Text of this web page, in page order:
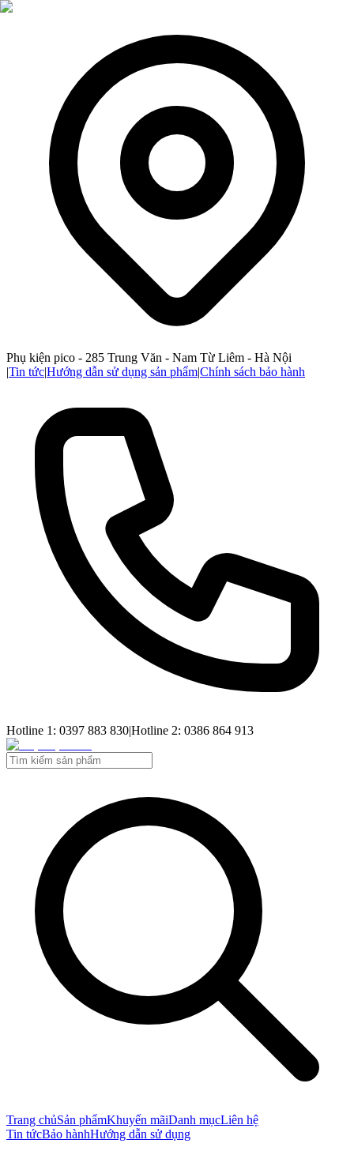
Phụ kiện pico - 285 Trung Văn - Nam Từ Liêm - Hà Nội
|Tin tức|Hướng dẫn sử dụng sản phẩm|Chính sách bảo hành
Hotline 1: 0397 883 830|Hotline 2: 0386 864 913
Trang chủSản phẩmKhuyến mãiDanh mụcLiên hệ
Tin tứcBảo hànhHướng dẫn sử dụng